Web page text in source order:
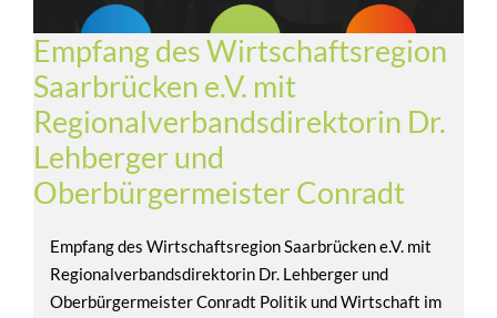
Empfang des Wirtschaftsregion
Saarbrücken e.V. mit
Regionalverbandsdirektorin Dr.
Lehberger und
Oberbürgermeister Conradt
Empfang des Wirtschaftsregion Saarbrücken e.V. mit
Regionalverbandsdirektorin Dr. Lehberger und
Oberbürgermeister Conradt Politik und Wirtschaft im